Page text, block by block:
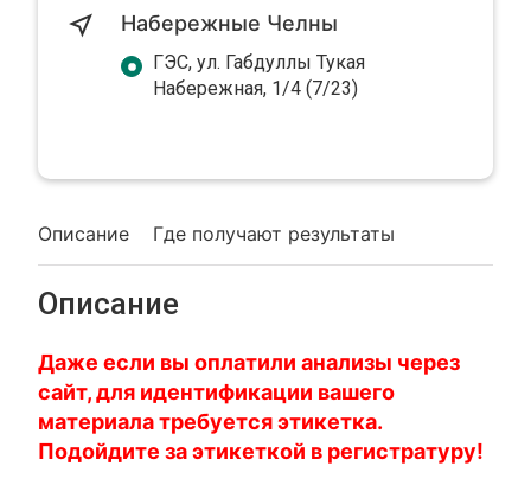
Описание Где получают результаты
Описание
Даже если вы оплатили анализы через
сайт, для идентификации вашего
материала требуется этикетка.
Подойдите за этикеткой в регистратуру!
Набережные Челны
ГЭС, ул. Габдуллы Тукая
Набережная, 1/4 (7/23)